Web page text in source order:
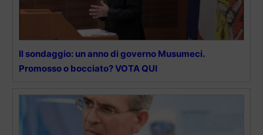
Il sondaggio: un anno di governo Musumeci.
Promosso o bocciato? VOTA QUI